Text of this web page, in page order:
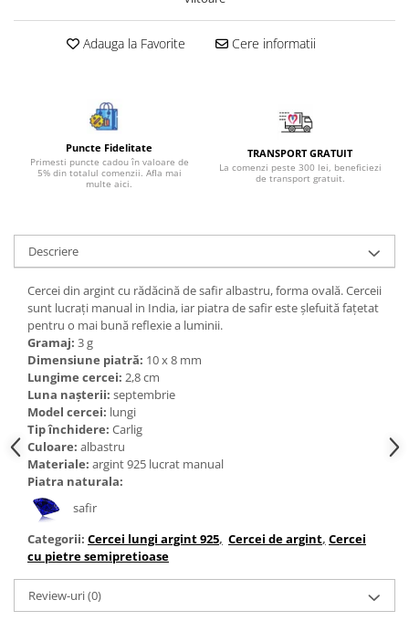
Bijuterii smarald
Bijuterii sodalit
Bijuterii tanzanit
Bijuterii topaz
Bijuterii turcoaz
Bijuterii turmaline
Adauga la Favorite Cere informatii
Puncte Fidelitate
Primesti puncte cadou în valoare de
5% din totalul comenzii. Afla mai
multe aici.
TRANSPORT GRATUIT
La comenzi peste 300 lei, beneficiezi
de transport gratuit.
Descriere
Cercei din argint cu rădăcină de safir albastru, forma ovală. Cerceii
sunt lucrați manual in India, iar piatra de safir este șlefuită fațetat
pentru o mai bună reflexie a luminii.
Gramaj: 3 g
Dimensiune piatră: 10 x 8 mm
Lungime cercei: 2,8 cm
Luna nașterii: septembrie
Model cercei: lungi
Tip închidere: Carlig
Culoare: albastru
Materiale: argint 925 lucrat manual
Piatra naturala:
safir
Categorii: Cercei lungi argint 925, Cercei de argint, Cercei
cu pietre semipretioase
Review-uri(0)